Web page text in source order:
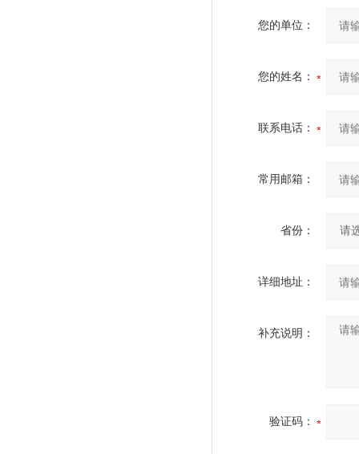
您的单位：
您的姓名：
联系电话：
常用邮箱：
省份：
详细地址：
补充说明：
验证码：